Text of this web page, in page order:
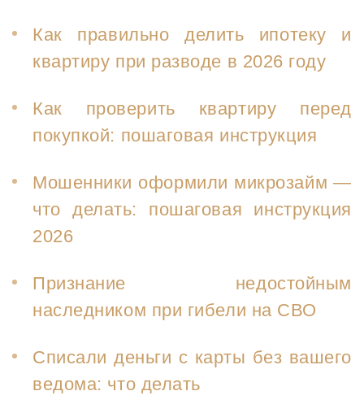
Как правильно делить ипотеку и
квартиру при разводе в 2026 году
Как проверить квартиру перед
покупкой: пошаговая инструкция
Мошенники оформили микрозайм —
что делать: пошаговая инструкция
2026
Признание недостойным
наследником при гибели на СВО
Списали деньги с карты без вашего
ведома: что делать